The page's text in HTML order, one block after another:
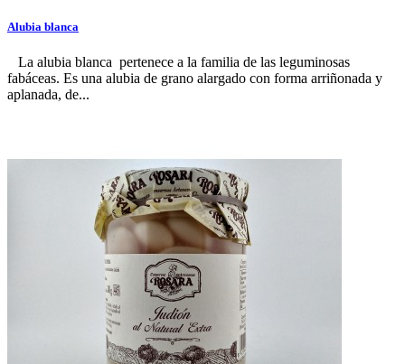
Alubia blanca
La alubia blanca pertenece a la familia de las leguminosas
fabáceas. Es una alubia de grano alargado con forma arriñonada y
aplanada, de...